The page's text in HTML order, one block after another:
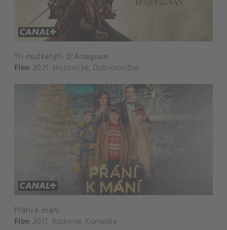
Tři mušketýři: D'Artagnan
Film 2021 Historické, Dobrodružné
Přání k mání
Film 2017 Rodinné, Komedie